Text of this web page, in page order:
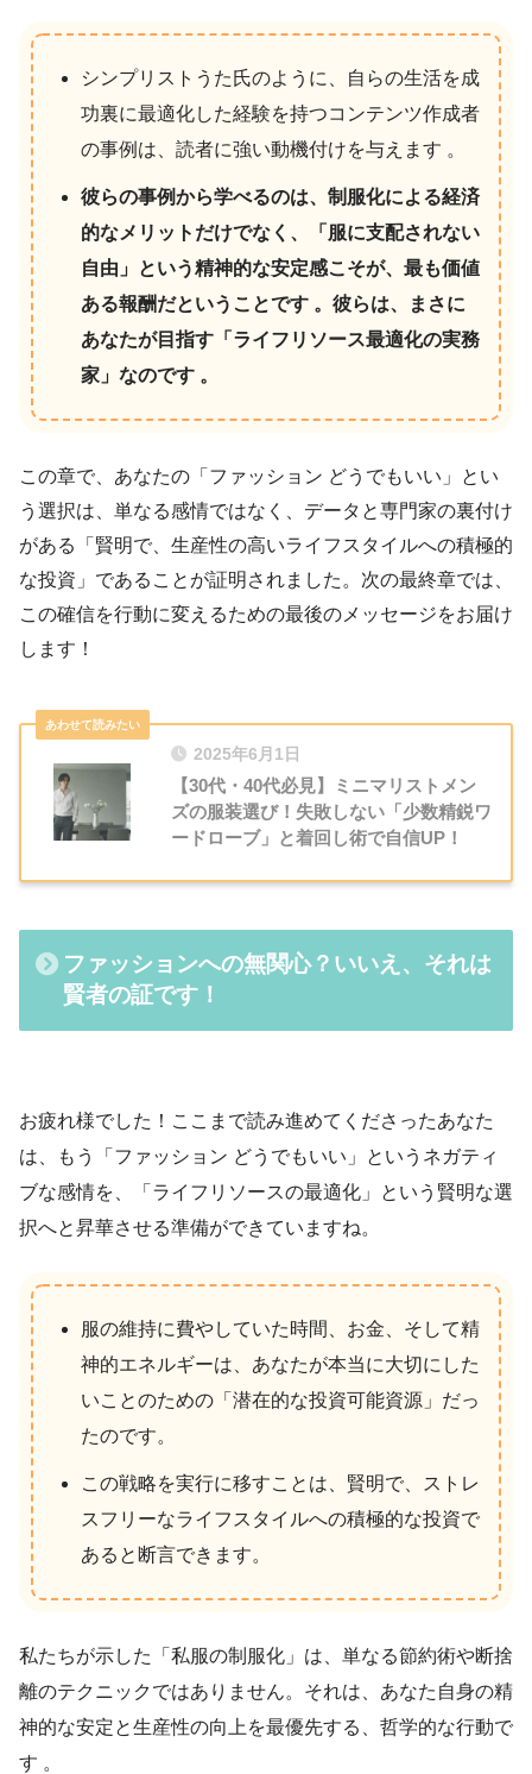
シンプリストうた氏のように、自らの生活を成
功裏に最適化した経験を持つコンテンツ作成者
の事例は、読者に強い動機付けを与えます 。
彼らの事例から学べるのは、制服化による経済
的なメリットだけでなく、「服に支配されない
自由」という精神的な安定感こそが、最も価値
ある報酬だということです 。彼らは、まさに
あなたが目指す「ライフリソース最適化の実務
家」なのです 。
この章で、あなたの「ファッション どうでもいい」とい
う選択は、単なる感情ではなく、データと専門家の裏付け
がある「賢明で、生産性の高いライフスタイルへの積極的
な投資」であることが証明されました。次の最終章では、
この確信を行動に変えるための最後のメッセージをお届け
します！
2025年6月1日
【30代・40代必見】ミニマリストメン
ズの服装選び！失敗しない「少数精鋭ワ
ードローブ」と着回し術で自信UP！
ファッションへの無関心？いいえ、それは
賢者の証です！
お疲れ様でした！ここまで読み進めてくださったあなた
は、もう「ファッション どうでもいい」というネガティ
ブな感情を、「ライフリソースの最適化」という賢明な選
択へと昇華させる準備ができていますね。
服の維持に費やしていた時間、お金、そして精
神的エネルギーは、あなたが本当に大切にした
いことのための「潜在的な投資可能資源」だっ
たのです。
この戦略を実行に移すことは、賢明で、ストレ
スフリーなライフスタイルへの積極的な投資で
あると断言できます。
私たちが示した「私服の制服化」は、単なる節約術や断捨
離のテクニックではありません。それは、あなた自身の精
神的な安定と生産性の向上を最優先する、哲学的な行動で
す 。